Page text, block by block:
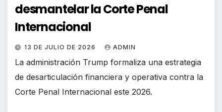
desmantelar la Corte Penal
Internacional
13 DE JULIO DE 2026 ADMIN
La administración Trump formaliza una estrategia
de desarticulación financiera y operativa contra la
Corte Penal Internacional este 2026.